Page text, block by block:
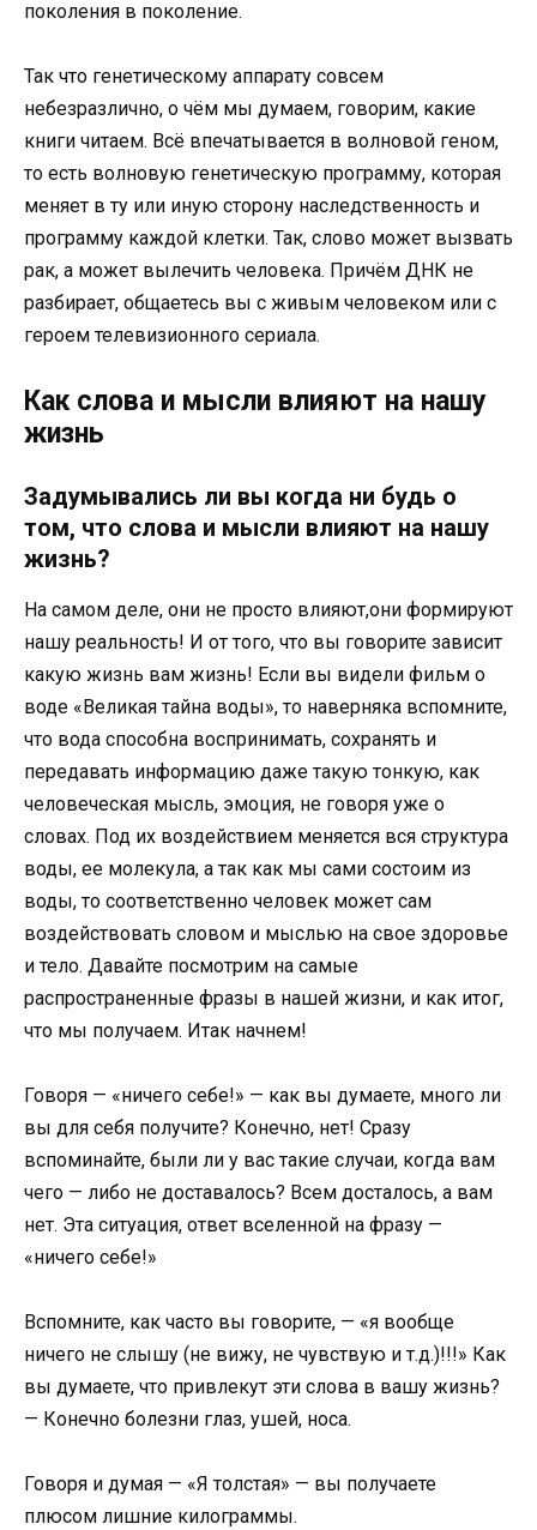
поколения в поколение.
Так что генетическому аппарату совсем
небезразлично, о чём мы думаем, говорим, какие
книги читаем. Всё впечатывается в волновой геном,
то есть волновую генетическую программу, которая
меняет в ту или иную сторону наследственность и
программу каждой клетки. Так, слово может вызвать
рак, а может вылечить человека. Причём ДНК не
разбирает, общаетесь вы с живым человеком или с
героем телевизионного сериала.
Как слова и мысли влияют на нашу
жизнь
Задумывались ли вы когда ни будь о
том, что слова и мысли влияют на нашу
жизнь?
На самом деле, они не просто влияют,они формируют
нашу реальность! И от того, что вы говорите зависит
какую жизнь вам жизнь! Если вы видели фильм о
воде «Великая тайна воды», то наверняка вспомните,
что вода способна воспринимать, сохранять и
передавать информацию даже такую тонкую, как
человеческая мысль, эмоция, не говоря уже о
словах. Под их воздействием меняется вся структура
воды, ее молекула, а так как мы сами состоим из
воды, то соответственно человек может сам
воздействовать словом и мыслью на свое здоровье
и тело. Давайте посмотрим на самые
распространенные фразы в нашей жизни, и как итог,
что мы получаем. Итак начнем!
Говоря — «ничего себе!» — как вы думаете, много ли
вы для себя получите? Конечно, нет! Сразу
вспоминайте, были ли у вас такие случаи, когда вам
чего — либо не доставалось? Всем досталось, а вам
нет. Эта ситуация, ответ вселенной на фразу —
«ничего себе!»
Вспомните, как часто вы говорите, — «я вообще
ничего не слышу (не вижу, не чувствую и т.д.)!!!» Как
вы думаете, что привлекут эти слова в вашу жизнь?
— Конечно болезни глаз, ушей, носа.
Говоря и думая — «Я толстая» — вы получаете
плюсом лишние килограммы.